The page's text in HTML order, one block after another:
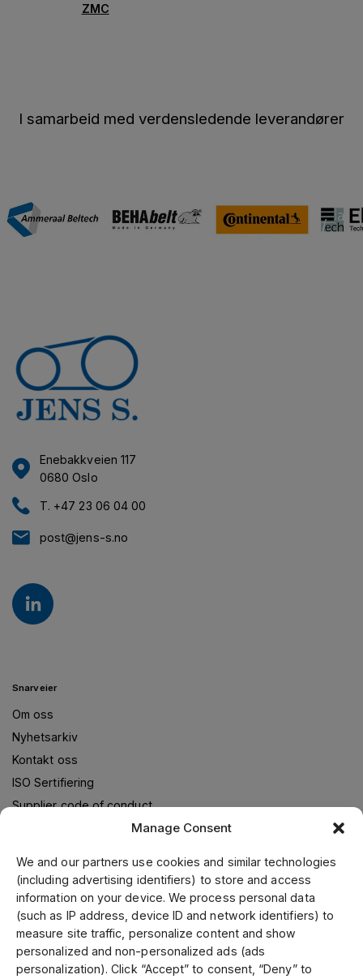
Manage Consent
We and our partners use cookies and similar technologies
(including advertising identifiers) to store and access
information on your device. We process personal data
(such as IP address, device ID and network identifiers) to
measure site traffic, personalize content and show
personalized and non-personalized ads (ads
personalization). Click “Accept” to consent, “Deny” to
ZMC
I samarbeid med verdensledende leverandører
Enebakkveien 117
0680 Oslo
T. +47 23 06 04 00
post@jens-s.no
Snarveier
Om oss
Nyhetsarkiv
Kontakt oss
ISO Sertifiering
Supplier code of conduct
Om oss
Jens S. Transmisjoner Norge leverer transmisjonsløsninger i
samarbeid med verdensledende leverandører. Gjennom vår
ledende posisjon i Skandinavia, samt fokusering på kvalitet
og kundeservice kan vi tilby ett bredt sortiment til